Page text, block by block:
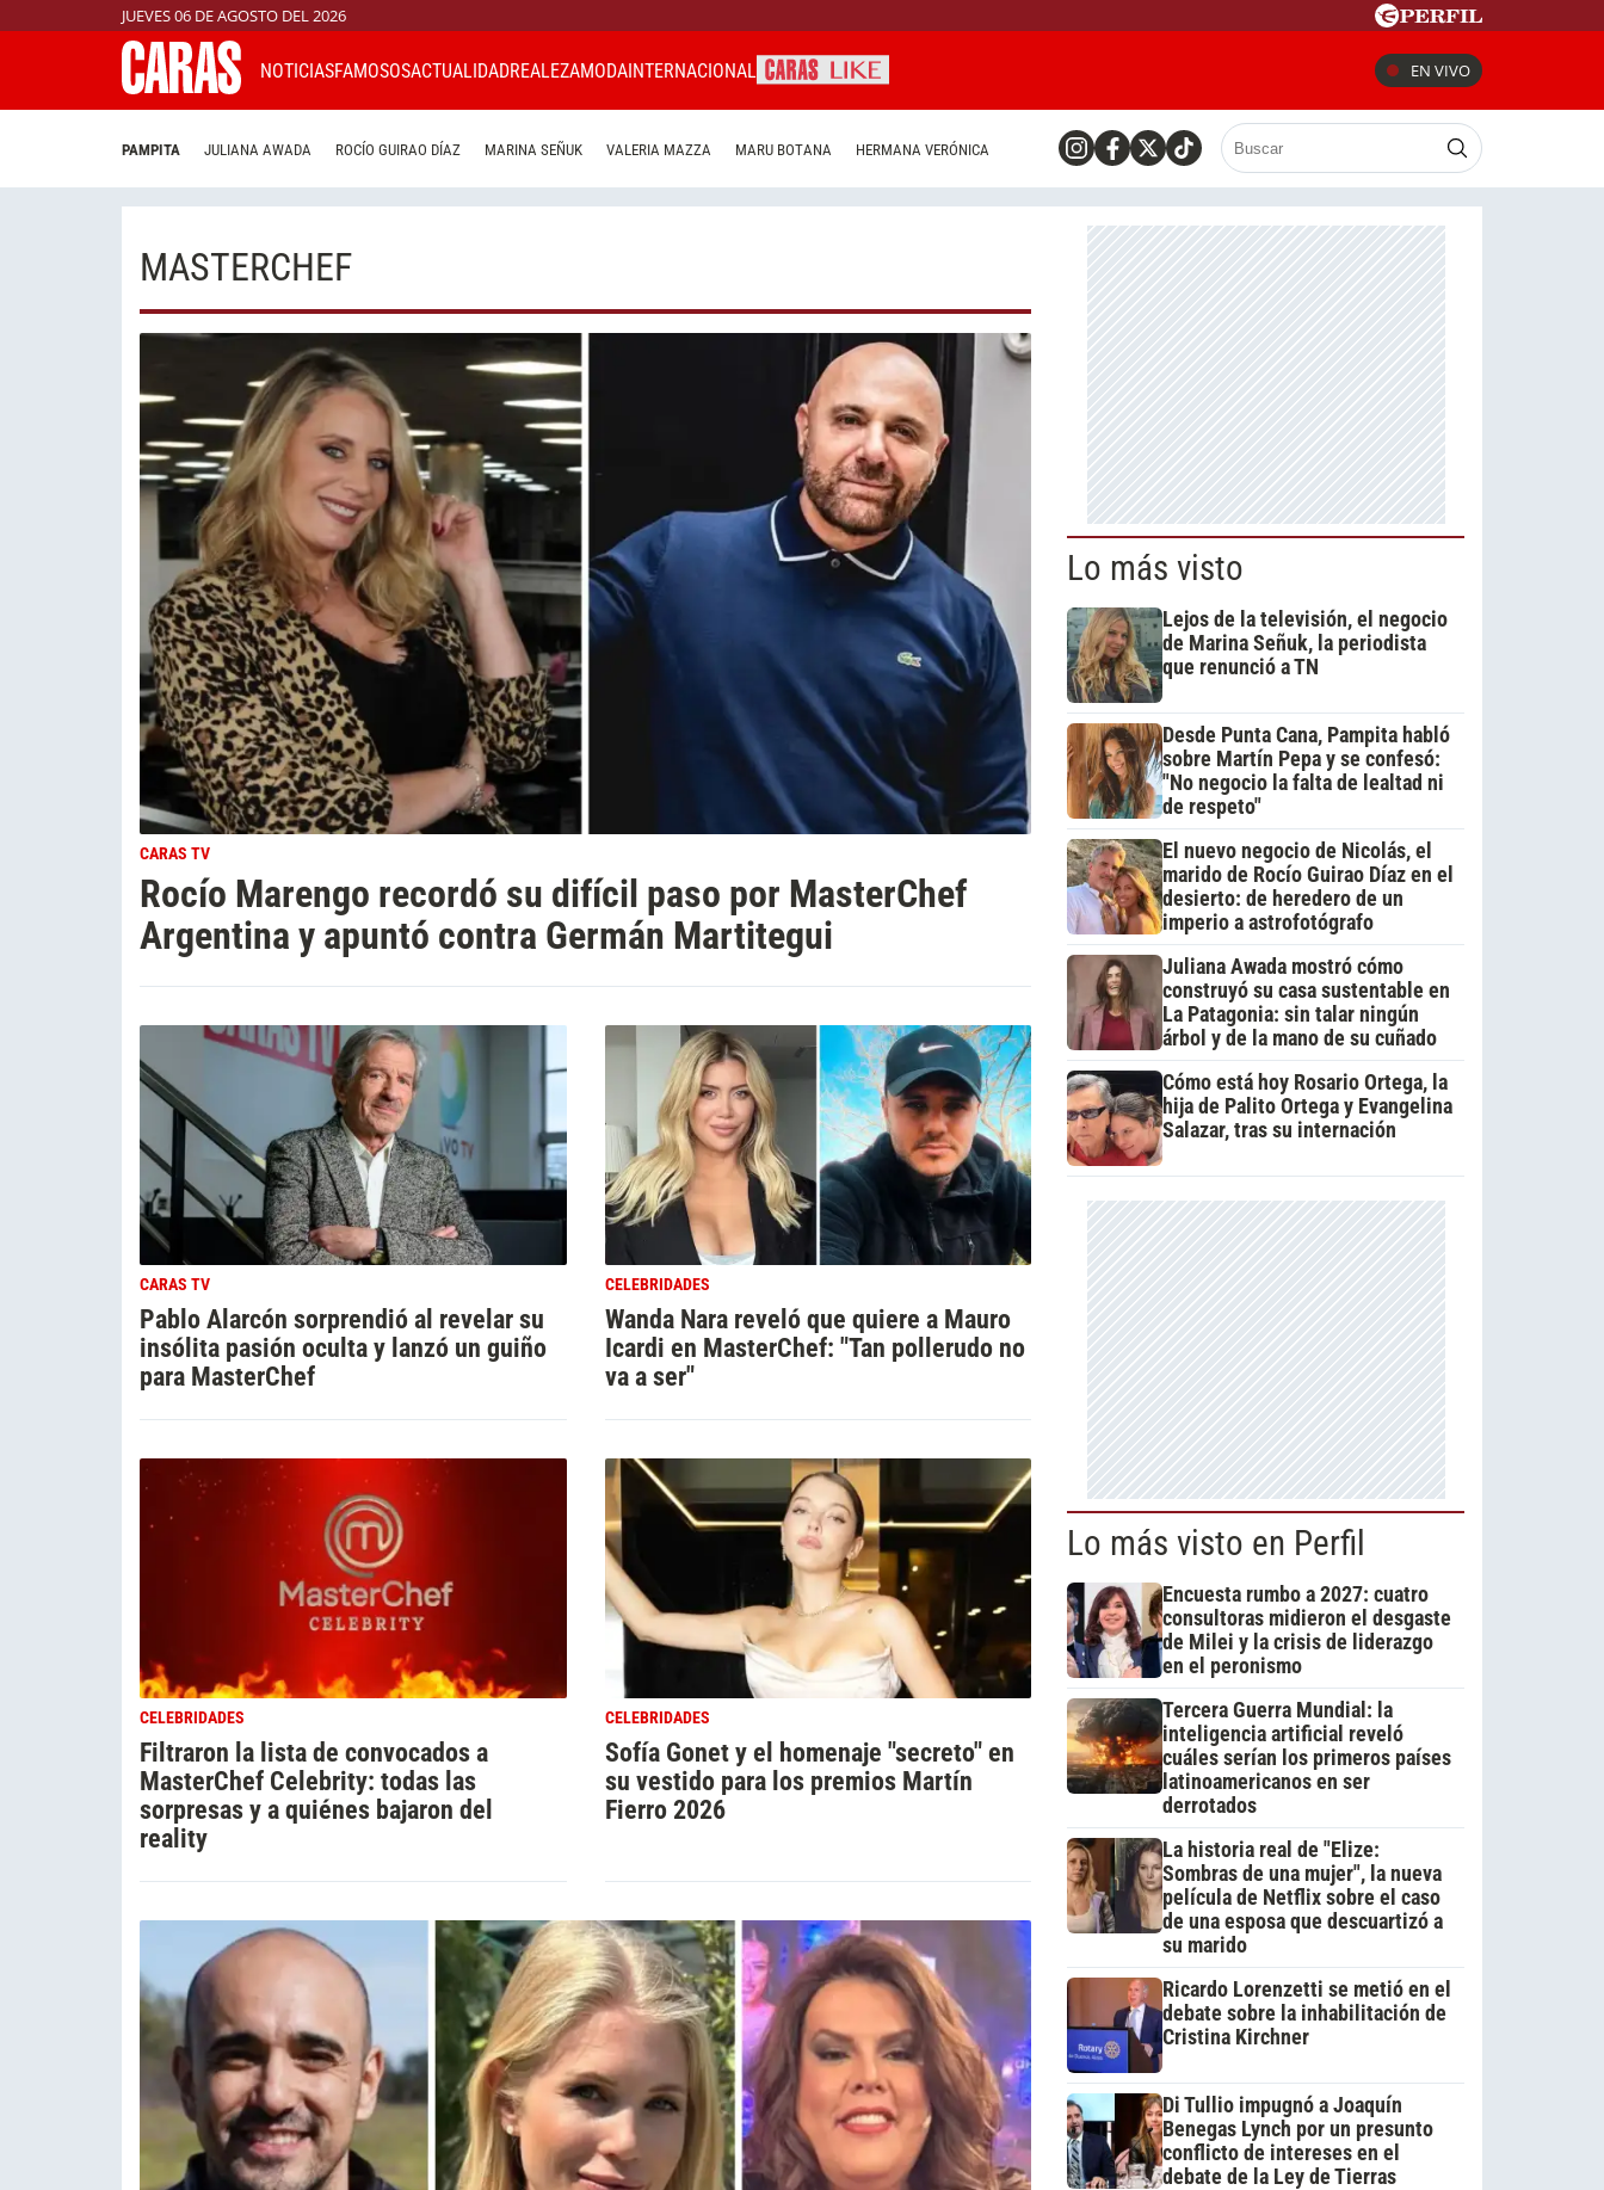
JUEVES 06 DE AGOSTO DEL 2026
NOTICIASFAMOSOSACTUALIDADREALEZAMODAINTERNACIONAL EN VIVO
PAMPITA JULIANA AWADA ROCÍO GUIRAO DÍAZ MARINA SEÑUK VALERIA MAZZA MARU BOTANA HERMANA VERÓNICA
MASTERCHEF
CARAS TV
Rocío Marengo recordó su difícil paso por MasterChef
Argentina y apuntó contra Germán Martitegui
CARAS TV
Pablo Alarcón sorprendió al revelar su
insólita pasión oculta y lanzó un guiño
para MasterChef
CELEBRIDADES
Wanda Nara reveló que quiere a Mauro
Icardi en MasterChef: "Tan pollerudo no
va a ser"
CELEBRIDADES
Filtraron la lista de convocados a
MasterChef Celebrity: todas las
sorpresas y a quiénes bajaron del
reality
CELEBRIDADES
Sofía Gonet y el homenaje "secreto" en
su vestido para los premios Martín
Fierro 2026
Lo más visto
Lejos de la televisión, el negocio
de Marina Señuk, la periodista
que renunció a TN
Desde Punta Cana, Pampita habló
sobre Martín Pepa y se confesó:
"No negocio la falta de lealtad ni
de respeto"
El nuevo negocio de Nicolás, el
marido de Rocío Guirao Díaz en el
desierto: de heredero de un
imperio a astrofotógrafo
Juliana Awada mostró cómo
construyó su casa sustentable en
La Patagonia: sin talar ningún
árbol y de la mano de su cuñado
Cómo está hoy Rosario Ortega, la
hija de Palito Ortega y Evangelina
Salazar, tras su internación
Lo más visto en Perfil
Encuesta rumbo a 2027: cuatro
consultoras midieron el desgaste
de Milei y la crisis de liderazgo
en el peronismo
Tercera Guerra Mundial: la
inteligencia artificial reveló
cuáles serían los primeros países
latinoamericanos en ser
derrotados
La historia real de "Elize:
Sombras de una mujer", la nueva
película de Netflix sobre el caso
de una esposa que descuartizó a
su marido
Ricardo Lorenzetti se metió en el
debate sobre la inhabilitación de
Cristina Kirchner
Di Tullio impugnó a Joaquín
Benegas Lynch por un presunto
conflicto de intereses en el
debate de la Ley de Tierras